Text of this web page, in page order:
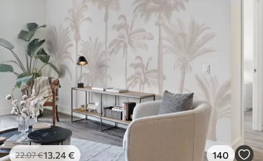
22.07€13 .24€ 140